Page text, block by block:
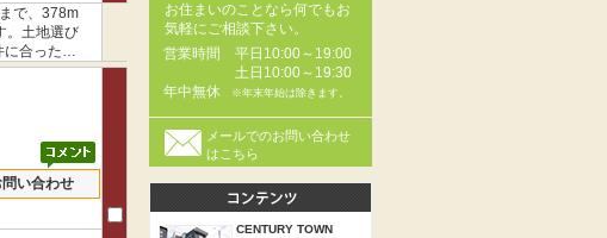
お住まいのことなら何でもお
気軽にご相談下さい。
営業時間
平日10:00～19:00
土日10:00～19:30
年中無休
※年末年始は除きます。
メールでのお問い合わせ
はこちら
CENTURY TOWN
で、378m
。土地選び
合った土
問い合わせ